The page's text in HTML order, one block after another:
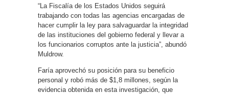
“La Fiscalía de los Estados Unidos seguirá
trabajando con todas las agencias encargadas de
hacer cumplir la ley para salvaguardar la integridad
de las instituciones del gobierno federal y llevar a
los funcionarios corruptos ante la justicia”, abundó
Muldrow.
Faría aprovechó su posición para su beneficio
personal y robó más de $1,8 millones, según la
evidencia obtenida en esta investigación, que